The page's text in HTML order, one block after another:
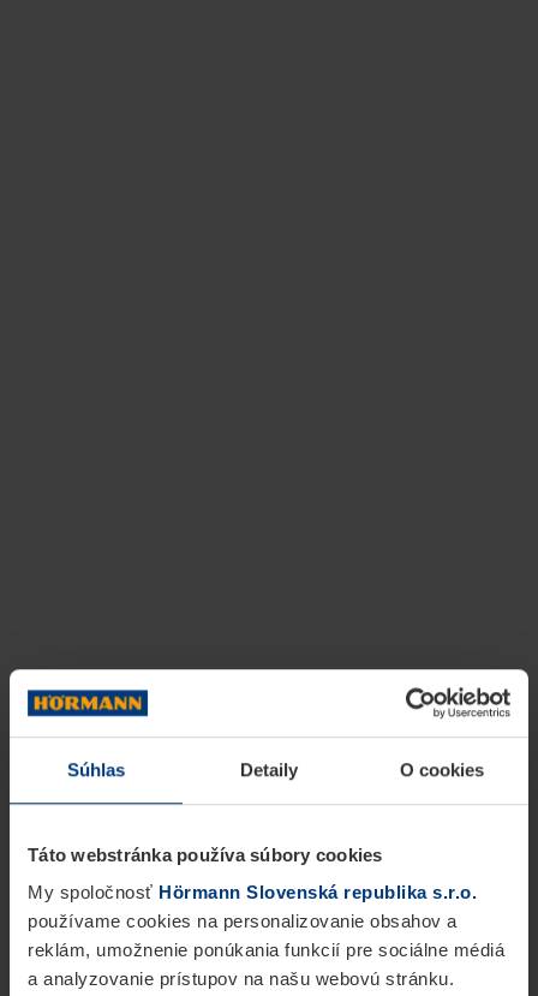
Súhlas Detaily O cookies
Táto webstránka používa súbory cookies
My spoločnosť Hörmann Slovenská republika s.r.o.
používame cookies na personalizovanie obsahov a
reklám, umožnenie ponúkania funkcií pre sociálne médiá
a analyzovanie prístupov na našu webovú stránku.